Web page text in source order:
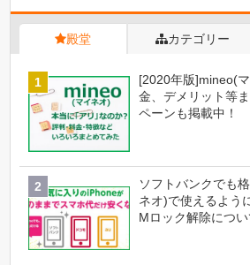
殿堂 カテゴリー
[2020年版]mineo(
金、デメリット等
ペーンも掲載中！
ソフトバンクでも
ネオ)で使えるよう
Mロック解除につい